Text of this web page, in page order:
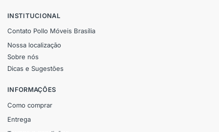
INSTITUCIONAL
Contato Pollo Móveis Brasília
Nossa localização
Sobre nós
Dicas e Sugestões
INFORMAÇÕES
Como comprar
Entrega